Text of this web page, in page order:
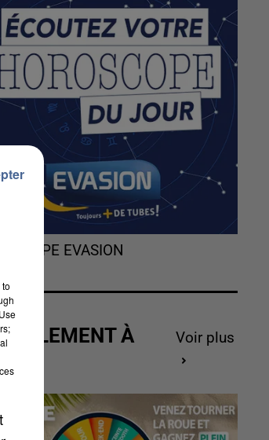
EVASION
À
Voir plus